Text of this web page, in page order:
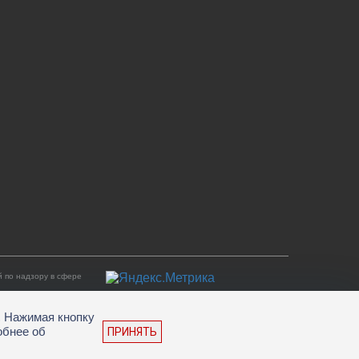
надзору в сфере
Нажимая кнопку
об
ПРИНЯТЬ